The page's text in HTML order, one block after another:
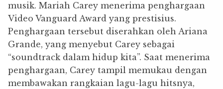
musik. Mariah Carey menerima penghargaan
Video Vanguard Award yang prestisius.
Penghargaan tersebut diserahkan oleh Ariana
Grande, yang menyebut Carey sebagai
“soundtrack dalam hidup kita”. Saat menerima
penghargaan, Carey tampil memukau dengan
membawakan rangkaian lagu-lagu hitsnya,